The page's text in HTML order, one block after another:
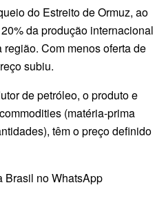
do Estreito de Ormuz, ao
da produção internacional
Com menos oferta de
subiu.
de petróleo, o produto e
(matéria-prima
têm o preço definido
Brasil no WhatsApp